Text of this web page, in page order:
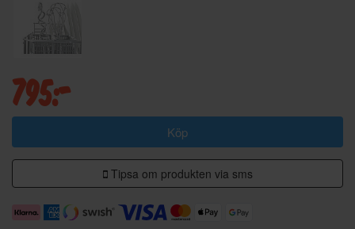
795:-
Köp
Tipsa om produkten via sms